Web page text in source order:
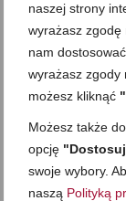
naszej strony
wyrażasz zgodę
nam
wyrażasz zgody
możesz kliknąć
Możesz także
opcję
swoje wybory.
naszą Polityką
Słodko-
4 SIERPNIA 2014